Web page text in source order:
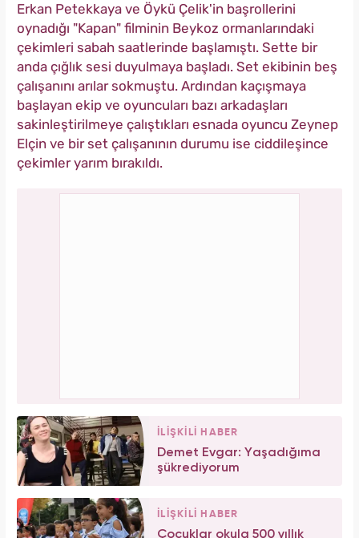
Erkan Petekkaya ve Öykü Çelik'in başrollerini
oynadığı "Kapan" filminin Beykoz ormanlarındaki
çekimleri sabah saatlerinde başlamıştı. Sette bir
anda çığlık sesi duyulmaya başladı. Set ekibinin beş
çalışanını arılar sokmuştu. Ardından kaçışmaya
başlayan ekip ve oyuncuları bazı arkadaşları
sakinleştirilmeye çalıştıkları esnada oyuncu Zeynep
Elçin ve bir set çalışanının durumu ise ciddileşince
çekimler yarım bırakıldı.
İLİŞKİLİ HABER
Demet Evgar: Yaşadığıma
şükrediyorum
İLİŞKİLİ HABER
Çocuklar okula 500 yıllık